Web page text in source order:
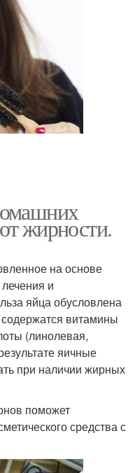
жирности.
на основе
и
яйца обусловлена
витамины
(линолевая,
яичные
при наличии жирных
поможет
средства с